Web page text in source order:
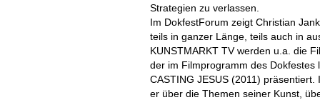
Strategien zu verlassen.
Im DokfestForum zeigt Christian
teils in ganzer Länge, teils auch in
KUNSTMARKT TV werden u.a. die
der im Filmprogramm des
CASTING JESUS (2011)
er über die Themen seiner Kunst,